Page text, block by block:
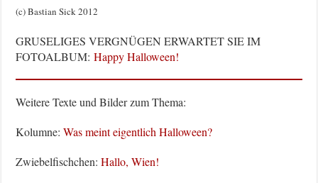
(c) Bastian Sick 2012
GRUSELIGES VERGNÜGEN ERWARTET SIE IM
FOTOALBUM:Happy Halloween!
Weitere Texte und Bilder zum Thema:
Kolumne:Was meint eigentlich Halloween?
Zwiebelfischchen:Hallo, Wien!